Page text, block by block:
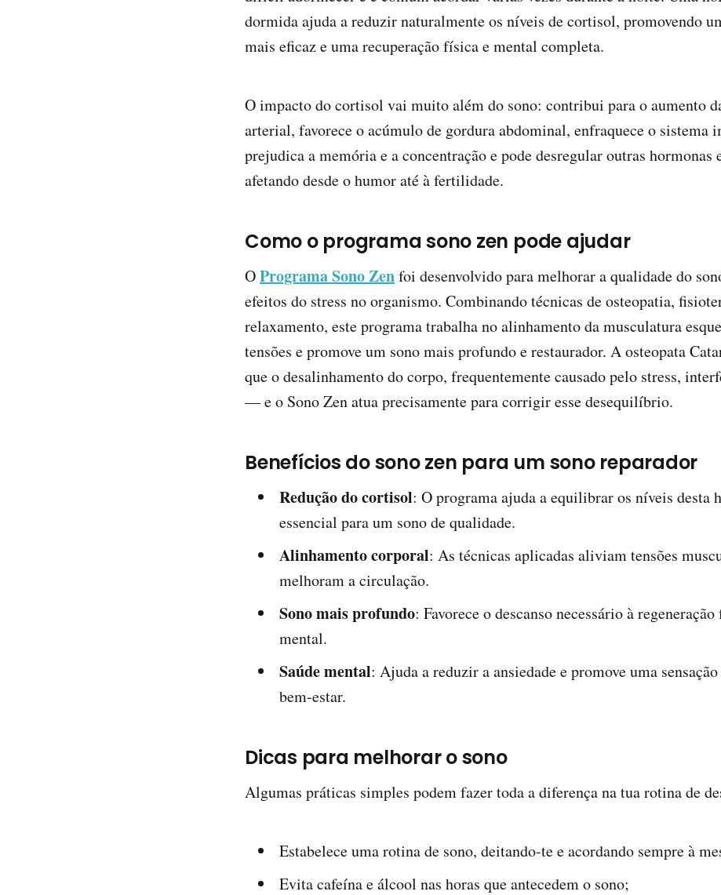
dormida ajuda a reduzir naturalmente os níveis de cortisol, promovendo
mais eficaz e uma recuperação física e mental completa.
O impacto do cortisol vai muito além do sono: contribui para o aumento
arterial, favorece o acúmulo de gordura abdominal, enfraquece o sistema
prejudica a memória e a concentração e pode desregular outras hormonas
afetando desde o humor até à fertilidade.
Como o programa sono zen pode ajudar
OPrograma Sono Zenfoi desenvolvido para melhorar a qualidade do
efeitos do stress no organismo. Combinando técnicas de osteopatia,
relaxamento, este programa trabalha no alinhamento da musculatura
tensões e promove um sono mais profundo e restaurador. A osteopata
que o desalinhamento do corpo, frequentemente causado pelo stress,
— e o Sono Zen atua precisamente para corrigir esse desequilíbrio.
Benefícios do sono zen para um sono reparador
Redução do cortisol: O programa ajuda a equilibrar os níveis desta
essencial para um sono de qualidade.
Alinhamento corporal: As técnicas aplicadas aliviam tensões
melhoram a circulação.
Sono mais profundo: Favorece o descanso necessário à
mental.
Saúde mental: Ajuda a reduzir a ansiedade e promove uma
bem-estar.
Dicas para melhorar o sono
Algumas práticas simples podem fazer toda a diferença na tua rotina de
Estabelece uma rotina de sono, deitando-te e acordando sempre à
Evita cafeína e álcool nas horas que antecedem o sono;